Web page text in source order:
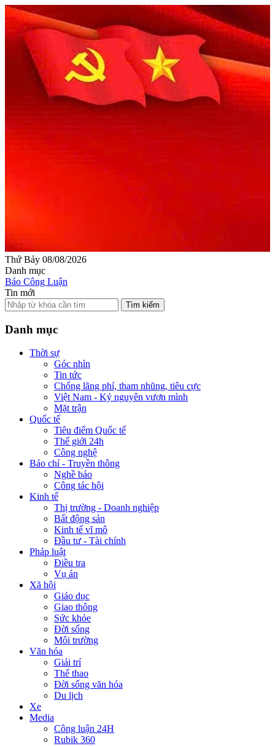
Thứ Bảy 08/08/2026
Danh mục
Báo Công Luận
Tin mới
Tìm kiếm
Danh mục
Thời sự
Góc nhìn
Tin tức
Chống lãng phí, tham nhũng, tiêu cực
Việt Nam - Kỷ nguyên vươn mình
Mặt trận
Quốc tế
Tiêu điểm Quốc tế
Thế giới 24h
Công nghệ
Báo chí - Truyền thông
Nghề báo
Công tác hội
Kinh tế
Thị trường - Doanh nghiệp
Bất động sản
Kinh tế vĩ mô
Đầu tư - Tài chính
Pháp luật
Điều tra
Vụ án
Xã hội
Giáo dục
Giao thông
Sức khỏe
Đời sống
Môi trường
Văn hóa
Giải trí
Thể thao
Đời sống văn hóa
Du lịch
Xe
Media
Công luận 24H
Rubik 360